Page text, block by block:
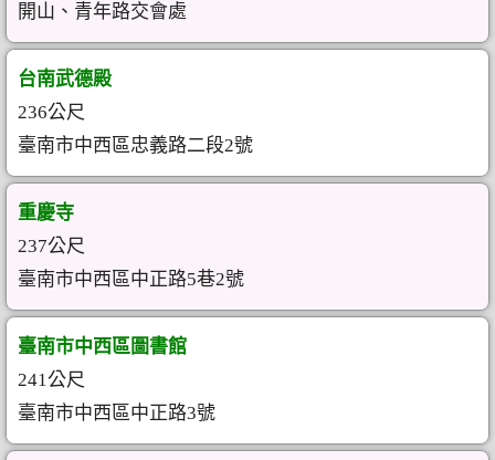
開山、青年路交會處
台南武德殿
236公尺
臺南市中西區忠義路二段2號
重慶寺
237公尺
臺南市中西區中正路5巷2號
臺南市中西區圖書館
241公尺
臺南市中西區中正路3號